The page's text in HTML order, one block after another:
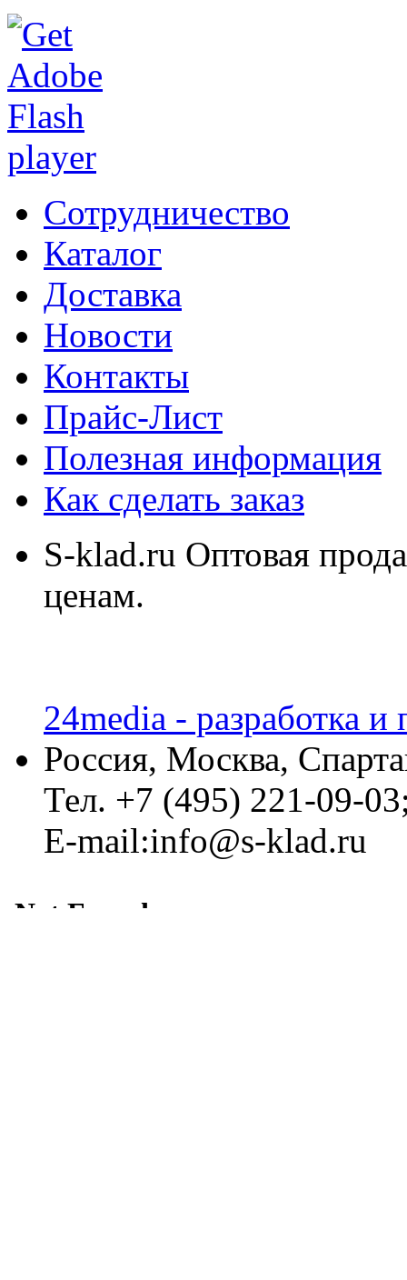
Сотрудничество
Каталог
Доставка
Новости
Контакты
Прайс-Лист
Полезная информация
Как сделать заказ
S-klad.ru Оптовая
ценам.
24media - разработка
Россия, Москва,
Тел. +7 (495) 221-09-
E-mail:info@s-klad.ru